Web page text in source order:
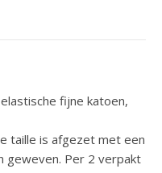
fijne katoen,
taille is afgezet met een
geweven. Per 2 verpakt